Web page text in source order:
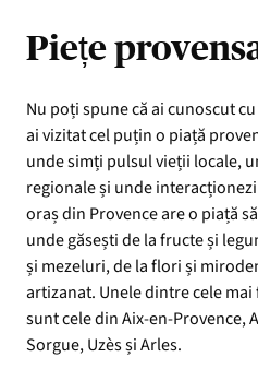
Piețe
Nu poți spune că ai cunoscut
ai vizitat cel puțin o piață
unde simți pulsul vieții locale,
regionale și unde
oraș din Provence are o piață
unde găsești de la fructe și
și mezeluri, de la flori și
artizanat. Unele dintre cele
sunt cele din Aix-en-Provence,
Sorgue, Uzès și Arles.